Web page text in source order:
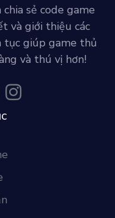
sẻ code game
và giới thiệu các
tục giúp game thủ
và thú vị hơn!